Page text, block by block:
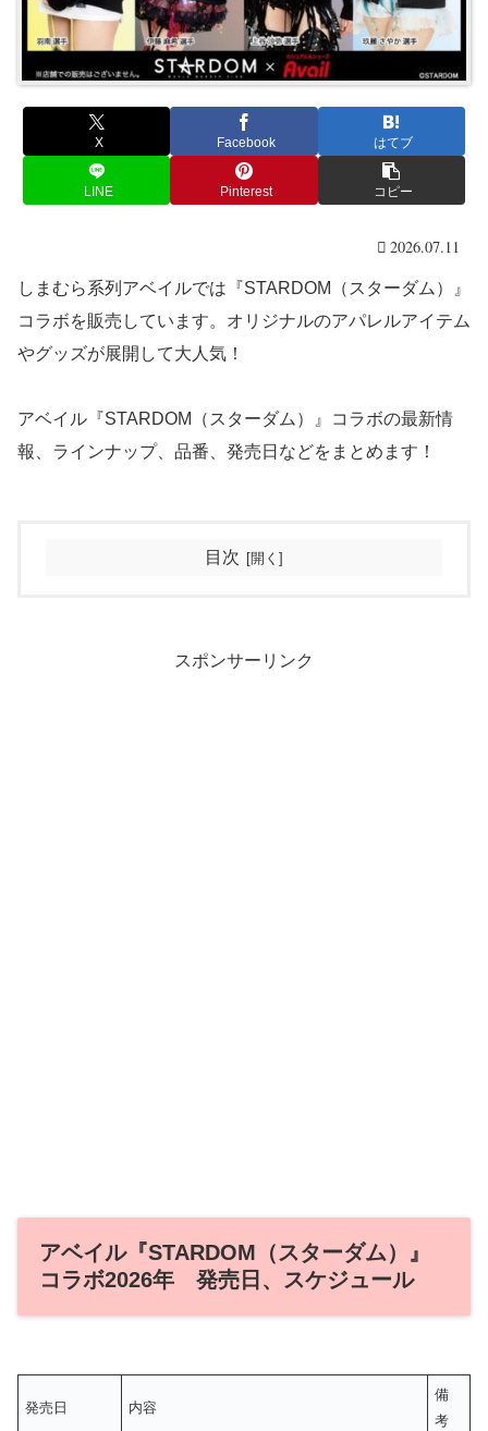
X Facebook はてブ
LINE Pinterest コピー
2026.07.11
しまむら系列アベイルでは『STARDOM（スターダム）』
コラボを販売しています。オリジナルのアパレルアイテム
やグッズが展開して大人気！
アベイル『STARDOM（スターダム）』コラボの最新情
報、ラインナップ、品番、発売日などをまとめます！
目次
スポンサーリンク
アベイル『STARDOM（スターダム）』
コラボ2026年 発売日、スケジュール
発売日 内容
備
考